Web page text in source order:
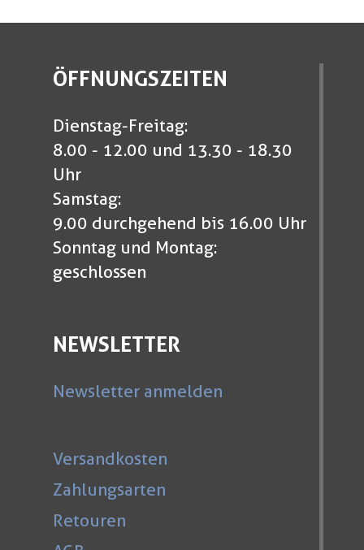
ÖFFNUNGSZEITEN
Dienstag-Freitag:
8.00 - 12.00 und 13.30 - 18.30
Uhr
Samstag:
9.00 durchgehend bis 16.00 Uhr
Sonntag und Montag:
geschlossen
NEWSLETTER
Newsletter anmelden
Versandkosten
Zahlungsarten
Retouren